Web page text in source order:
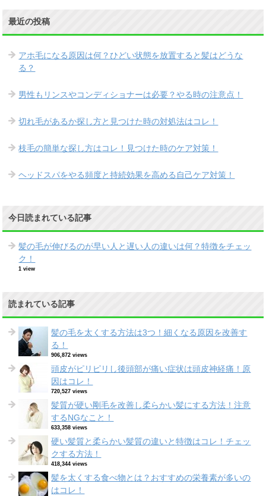
最近の投稿
アホ毛になる原因は何？ひどい状態を放置すると髪はどうな
る？
男性もリンスやコンディショナーは必要？やる時の注意点！
切れ毛があるか探し方と見つけた時の対処法はコレ！
枝毛の簡単な探し方はコレ！見つけた時のケア対策！
ヘッドスパをやる頻度と持続効果を高める自己ケア対策！
今日読まれている記事
髪の毛が伸びるのが早い人と遅い人の違いは何？特徴をチェッ
ク！
1 view
読まれている記事
髪の毛を太くする方法は3つ！細くなる原因を改善す
る！
906,872 views
頭皮がピリピリし後頭部が痛い症状は頭皮神経痛！原
因はコレ！
720,527 views
髪質が硬い剛毛を改善し柔らかい髪にする方法！注意
するNGなこと！
633,358 views
硬い髪質と柔らかい髪質の違いと特徴はコレ！チェッ
クする方法！
418,344 views
髪を太くする食べ物とは？おすすめの栄養素が多いの
はコレ！